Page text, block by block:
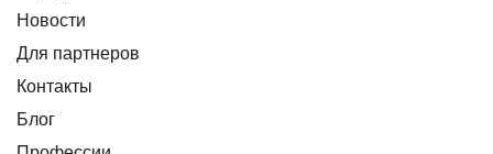
Новости
Для партнеров
Контакты
Блог